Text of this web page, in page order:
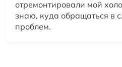
отремонтировали мой
знаю, куда обращаться в
проблем.